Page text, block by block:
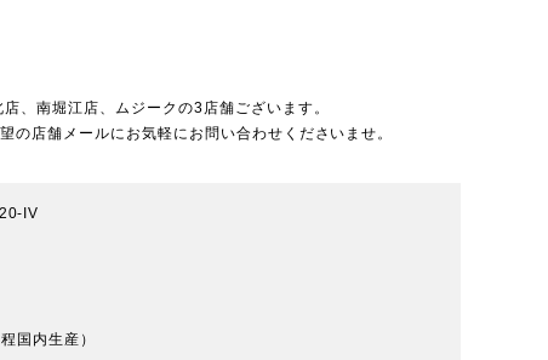
店 、南堀江店 ムジーク の3店舗ございます。
の店舗メールにお気軽にお問い合わせくださいませ。
IV
国内生産）